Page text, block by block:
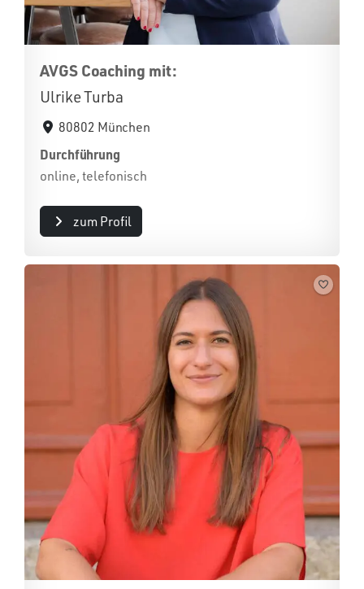
AVGS Coaching mit:
Ulrike Turba
80802 München
Durchführung
online, telefonisch
zum Profil